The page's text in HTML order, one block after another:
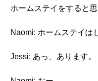
ホームステイをすると思
Naomi: ホームステイは
Jessi: あっ、あります。